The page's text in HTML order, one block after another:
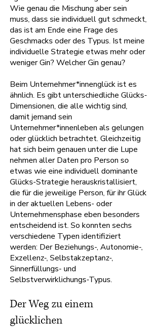
Wie genau die Mischung aber sein
muss, dass sie individuell gut schmeckt,
das ist am Ende eine Frage des
Geschmacks oder des Typus. Ist meine
individuelle Strategie etwas mehr oder
weniger Gin? Welcher Gin genau?
Beim Unternehmer*innenglück ist es
ähnlich. Es gibt unterschiedliche Glücks-
Dimensionen, die alle wichtig sind,
damit jemand sein
Unternehmer*innenleben als gelungen
oder glücklich betrachtet. Gleichzeitig
hat sich beim genauen unter die Lupe
nehmen aller Daten pro Person so
etwas wie eine individuell dominante
Glücks-Strategie herauskristallisiert,
die für die jeweilige Person, für ihr Glück
in der aktuellen Lebens- oder
Unternehmensphase eben besonders
entscheidend ist. So konnten sechs
verschiedene Typen identifiziert
werden: Der Beziehungs-, Autonomie-,
Exzellenz-, Selbstakzeptanz-,
Sinnerfüllungs- und
Selbstverwirklichungs-Typus.
Der Weg zu einem
glücklichen